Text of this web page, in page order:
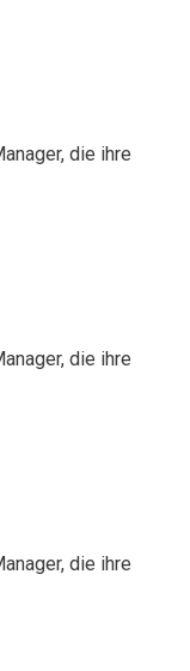
die ihre
die ihre
die ihre